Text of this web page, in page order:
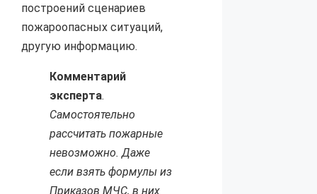
построений сценариев
пожароопасных ситуаций,
другую информацию.
Комментарий
эксперта.
Самостоятельно
рассчитать пожарные
невозможно. Даже
если взять формулы из
Приказов МЧС, в них